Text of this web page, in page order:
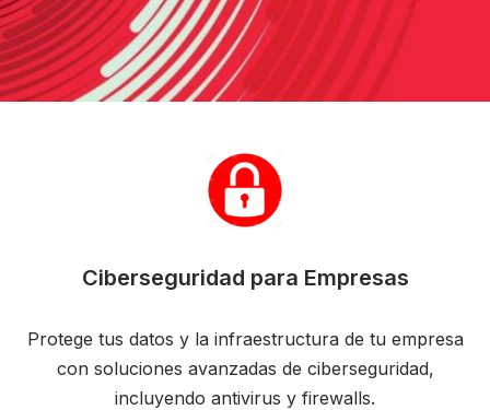
Ciberseguridad para Empresas
Protege tus datos y la infraestructura de tu empresa
con soluciones avanzadas de ciberseguridad,
incluyendo antivirus y firewalls.